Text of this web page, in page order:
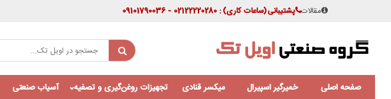
مقالات پشتیبانی(ساعات کاری): 02122220280 - 09101790036
صفحه اصلی خمیرگیر اسپیرال میکسر قنادی تجهیزات روغن‌گیری و تصفیه آسیاب صنعتی